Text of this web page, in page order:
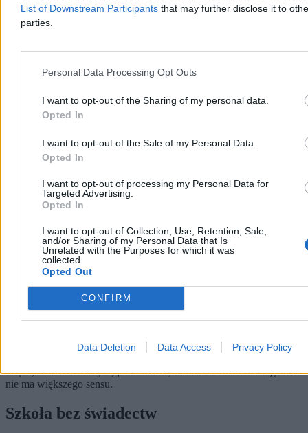
List of Downstream Participants that may further disclose it to
parties.
Personal Data Processing Opt Outs
I want to opt-out of the Sharing of my personal data.
Opted In
I want to opt-out of the Sale of my Personal Data.
Opted In
I want to opt-out of processing my Personal Data for
Targeted Advertising.
Opted In
I want to opt-out of Collection, Use, Retention, Sale,
and/or Sharing of my Personal Data that Is
Unrelated with the Purposes for which it was
collected.
Opted Out
CONFIRM
Data Deletion Data Access Privacy Policy
Do tego dorzućmy kwestię biało-czerwonego paska, oceny z
zachowania i wpływu na całość dostosowań dla uczniów z
trudnościami. I bałagan gotowy.
Nie należy też lekceważyć kosztów organizacyjnych związanych ze
świadectwami promocyjnymi. Ich przygotowanie wymaga całego
łańcucha procedur: wcześniejszego wystawiania ocen, rad
Reklama
W praktyce oznacza to, że na kilka tygodni przed
zakończeniem roku szkolnego uwaga uczniów, rodziców i
poprawy, odwołania i negocjacje dotyczące stopni, a normalna
wręcz, że skoro oceny są już ustalone, dalsza obecność na zajęciach
nie ma większego sensu.
Szkoła bez świadectw